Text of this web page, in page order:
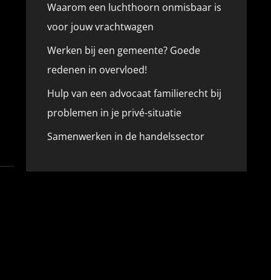
Waarom een luchthoorn onmisbaar is
voor jouw vrachtwagen
Werken bij een gemeente? Goede
redenen in overvloed!
Hulp van een advocaat familierecht bij
problemen in je privé-situatie
Samenwerken in de handelssector